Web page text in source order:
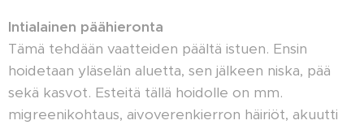
Intialainen päähieronta
Tämä tehdään vaatteiden päältä istuen. Ensin
hoidetaan yläselän aluetta, sen jälkeen niska, pää
sekä kasvot. Esteitä tällä hoidolle on mm.
migreenikohtaus, aivoverenkierron häiriöt, akuutti